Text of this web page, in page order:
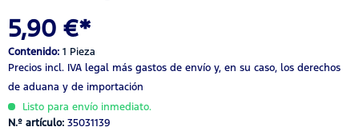
5,90 €*
Contenido: 1 Pieza
Precios incl. IVA legal más gastos de envío y, en su caso, los derechos
de aduana y de importación
Listo para envío inmediato.
N.º artículo: 35031139